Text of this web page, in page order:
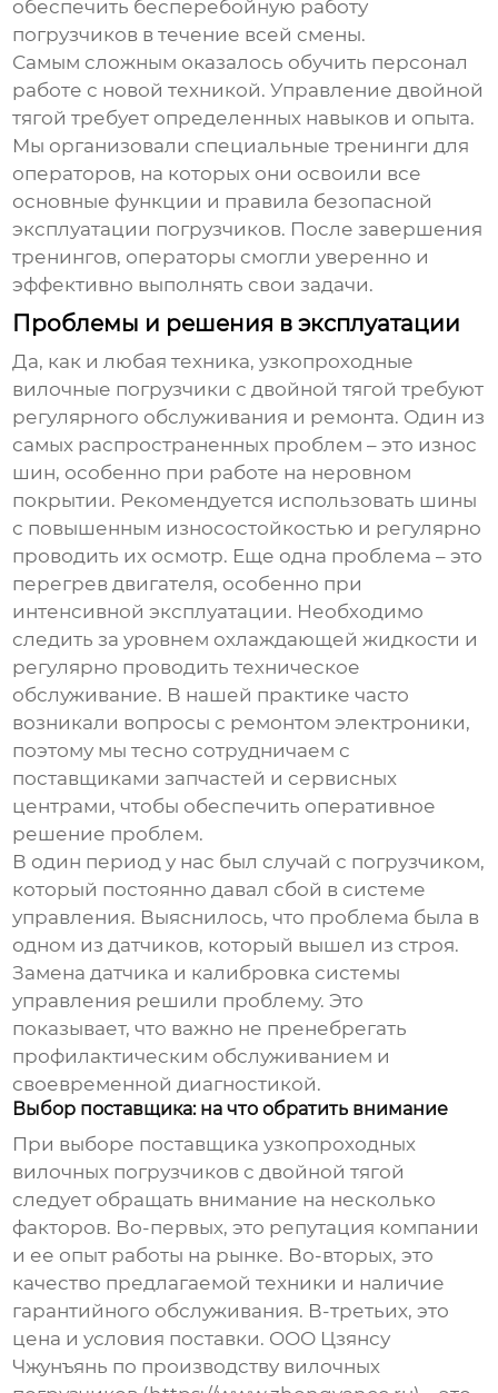
обеспечить бесперебойную работу
погрузчиков в течение всей смены.
Самым сложным оказалось обучить персонал
работе с новой техникой. Управление двойной
тягой требует определенных навыков и опыта.
Мы организовали специальные тренинги для
операторов, на которых они освоили все
основные функции и правила безопасной
эксплуатации погрузчиков. После завершения
тренингов, операторы смогли уверенно и
эффективно выполнять свои задачи.
Проблемы и решения в эксплуатации
Да, как и любая техника,узкопроходные
вилочные погрузчики с двойной тягой требуют
регулярного обслуживания и ремонта. Один из
самых распространенных проблем – это износ
шин, особенно при работе на неровном
покрытии. Рекомендуется использовать шины
с повышенным износостойкостью и регулярно
проводить их осмотр. Еще одна проблема – это
перегрев двигателя, особенно при
интенсивной эксплуатации. Необходимо
следить за уровнем охлаждающей жидкости и
регулярно проводить техническое
обслуживание. В нашей практике часто
возникали вопросы с ремонтом электроники,
поэтому мы тесно сотрудничаем с
поставщиками запчастей и сервисных
центрами, чтобы обеспечить оперативное
решение проблем.
В один период у нас был случай с погрузчиком,
который постоянно давал сбой в системе
управления. Выяснилось, что проблема была в
одном из датчиков, который вышел из строя.
Замена датчика и калибровка системы
управления решили проблему. Это
показывает, что важно не пренебрегать
профилактическим обслуживанием и
своевременной диагностикой.
Выбор поставщика: на что обратить внимание
При выборе поставщикаузкопроходных
вилочных погрузчиков с двойной тягой
следует обращать внимание на несколько
факторов. Во-первых, это репутация компании
и ее опыт работы на рынке. Во-вторых, это
качество предлагаемой техники и наличие
гарантийного обслуживания. В-третьих, это
цена и условия поставки. ООО Цзянсу
Чжунъянь по производству вилочных